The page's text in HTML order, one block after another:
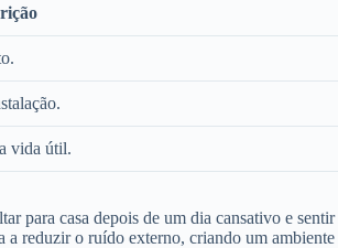
vida útil.
para casa depois de um dia cansativo e sentir
a reduzir o ruído externo, criando um ambiente